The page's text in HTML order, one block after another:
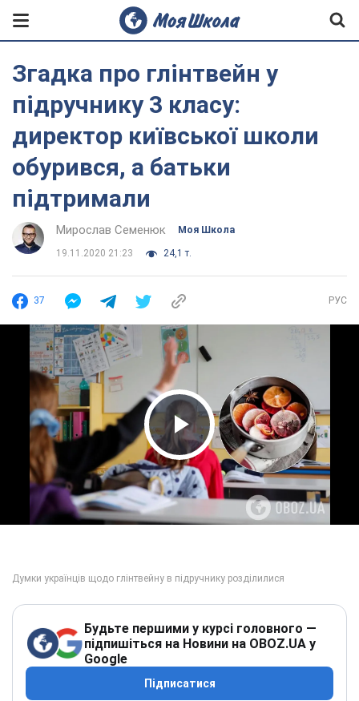
Згадка про глінтвейн у
підручнику 3 класу:
директор київської школи
обурився, а батьки
підтримали
Мирослав Семенюк Моя Школа
19.11.2020 21:23 24,1 т.
37 РУС
Play Video
Будьте першими у курсі головного —
підпишіться на Новини на OBOZ.UA у
Google
Підписатися